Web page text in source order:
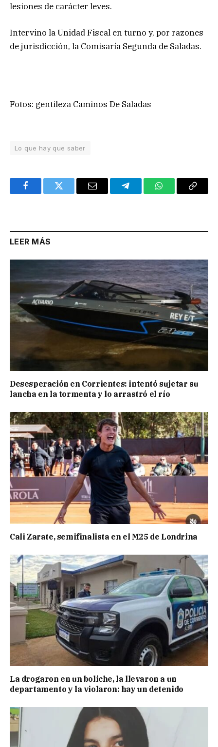
lesiones de carácter leves.
Intervino la Unidad Fiscal en turno y, por razones
de jurisdicción, la Comisaría Segunda de Saladas.
Fotos: gentileza Caminos De Saladas
Lo que hay que saber
FacebookTwitter Email TelegramWhatsAppCopy
LEER MÁS
Desesperación en Corrientes: intentó sujetar su
lancha en la tormenta y lo arrastró el río
Cali Zarate, semifinalista en el M25 de Londrina
La drogaron en un boliche, la llevaron a un
departamento y la violaron: hay un detenido